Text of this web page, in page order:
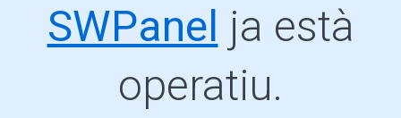
SWPanel ja està
operatiu.